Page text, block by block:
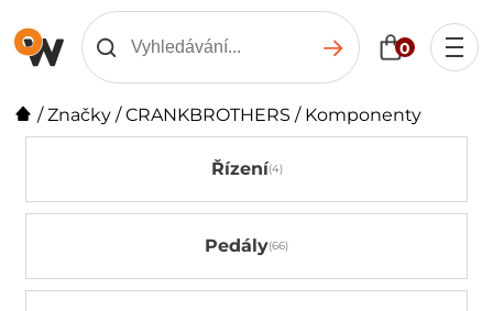
0
/Značky /CRANKBROTHERS / Komponenty
Řízení
Pedály